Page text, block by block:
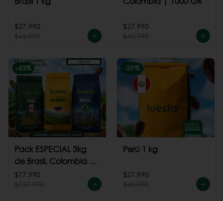
$27.990
$45.990
$27.990
$45.990
-43%
Pack ESPECIAL 3kg
de Brasil, Colombia +
Perú
$77.990
$137.970
-39%
Perú 1 kg
$27.990
$45.990